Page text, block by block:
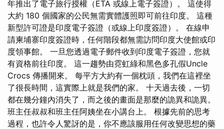
年推出了電子旅行授權（ETA 或線上電子簽證）。 這使得
大約 180 個國家的公民無需實體護照即可前往印度。 這種
新型許可證是印度電子簽證（或線上印度簽證）。 在線申
請柬埔寨印度簽證時，任何階段都無需訪問印度大使館或印
度領事館。 一旦您透過電子郵件收到印度電子簽證，您就
有資格前往印度。 這一趨勢由霓虹綠和黑色多孔假Uncle
Crocs 傳播開來。 每平方大約有一個枕頭，我們在這裡坐
了很長時間，這實際上就是我們的家。 十天過去後，一切
都在幾分鐘內消失了，而之後的畫面是那麼的詭異和詭異。
班主任叔叔和班主任阿姨坐在小講台上。 根據先前的思考
過程，也許令人驚訝的是，你不應該服用任何改變思想的藥